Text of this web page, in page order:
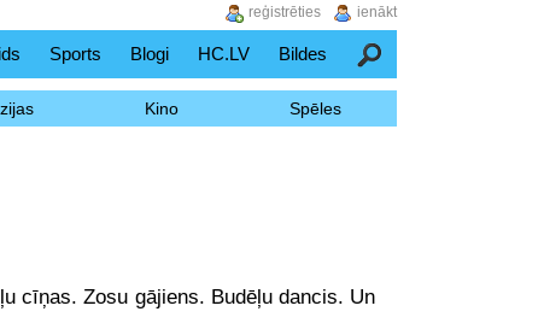
Sports Blogi HC.LV Bildes Meklēšana
Kino Spēles
cīņas. Zosu gājiens. Budēļu dancis. Un
ienākt
reģistrēties